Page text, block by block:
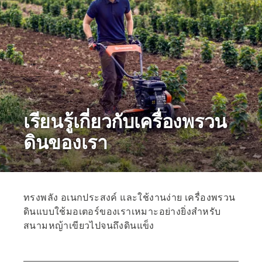
เรียนรู้เกี่ยวกับเครื่องพรวน
ดินของเรา
ทรงพลัง อเนกประสงค์ และใช้งานง่าย เครื่องพรวน
ดินแบบใช้มอเตอร์ของเราเหมาะอย่างยิ่งสำหรับ
สนามหญ้าเขียวไปจนถึงดินแข็ง